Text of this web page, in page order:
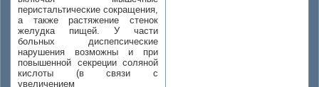
перистальтические сокращения,
а также растяжение стенок
желудка пищей. У части
больных диспепсические
нарушения возможны и при
повышенной секреции соляной
кислоты (в связи с
увеличением